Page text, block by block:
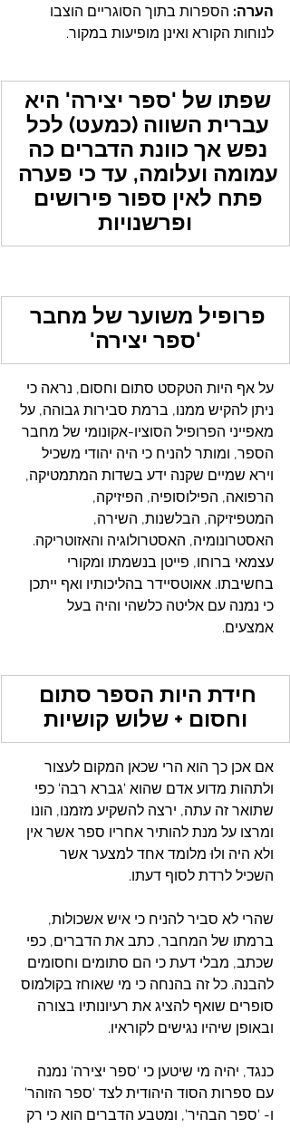
הערה: הספרות בתוך הסוגריים הוצבו
לנוחות הקורא ואינן מופיעות במקור.
שפתו של 'ספר יצירה' היא
עברית השווה (כמעט) לכל
נפש אך כוונת הדברים כה
עמומה ועלומה, עד כי פערה
פתח לאין ספור פירושים
ופרשנויות
פרופיל משוער של מחבר
'ספר יצירה'
על אף היות הטקסט סתום וחסום, נראה כי
ניתן להקיש ממנו, ברמת סבירות גבוהה, על
מאפייני הפרופיל הסוציו-אקונומי של מחבר
הספר, ומותר להניח כי היה יהודי משכיל
וירא שמיים שקנה ידע בשדות המתמטיקה,
הרפואה, הפילוסופיה, הפיזיקה,
המטפיזיקה, הבלשנות, השירה,
האסטרונומיה, האסטרולוגיה והאזוטריקה.
עצמאי ברוחו, פייטן בנשמתו ומקורי
בחשיבתו. אאוטסיידר בהליכותיו ואף ייתכן
כי נמנה עם אליטה כלשהי והיה בעל
אמצעים.
חידת היות הספר סתום
וחסום + שלוש קושיות
אם אכן כך הוא הרי שכאן המקום לעצור
ולתהות מדוע אדם שהוא 'גברא רבה' כפי
שתואר זה עתה, ירצה להשקיע מזמנו, הונו
ומרצו על מנת להותיר אחריו ספר אשר אין
ולא היה ולוּ מלומד אחד למצער אשר
השכיל לרדת לסוף דעתו.
שהרי לא סביר להניח כי איש אשכולות,
ברמתו של המחבר, כתב את הדברים, כפי
שכתב, מבלי דעת כי הם סתומים וחסומים
להבנה. כל זה בהנחה כי מי שאוחז בקולמוס
סופרים שואף להציג את רעיונותיו בצורה
ובאופן שיהיו נגישים לקוראיו.
כנגד, יהיה מי שיטען כי 'ספר יצירה' נמנה
עם ספרות הסוד היהודית לצד 'ספר הזוהר'
ו- 'ספר הבהיר', ומטבע הדברים הוא כי רק